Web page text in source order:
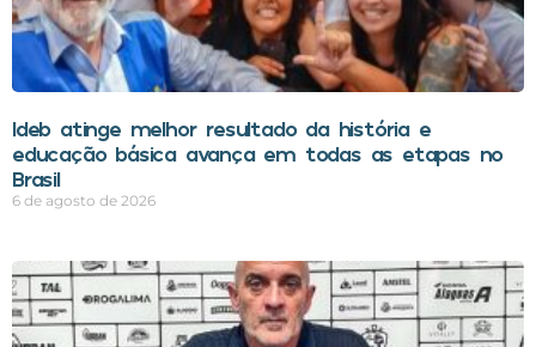
Ideb atinge melhor resultado da história e
educação básica avança em todas as etapas no
Brasil
6 de agosto de 2026